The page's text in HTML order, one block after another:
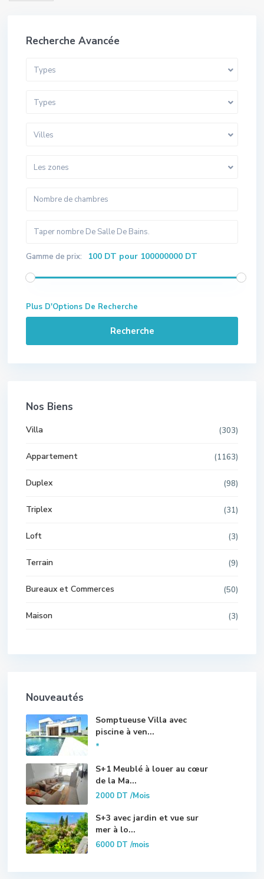
Recherche Avancée
Types
Types
Villes
Les zones
Gamme de prix: 100 DT pour 100000000 DT
Plus D'Options De Recherche
Recherche
Nos Biens
Villa (303)
Appartement (1163)
Duplex (98)
Triplex (31)
Loft (3)
Terrain (9)
Bureaux et Commerces (50)
Maison (3)
Nouveautés
Somptueuse Villa avec
piscine à ven...
*
S+1 Meublé à louer au cœur
de la Ma...
2000 DT/Mois
S+3 avec jardin et vue sur
mer à lo...
6000 DT/mois